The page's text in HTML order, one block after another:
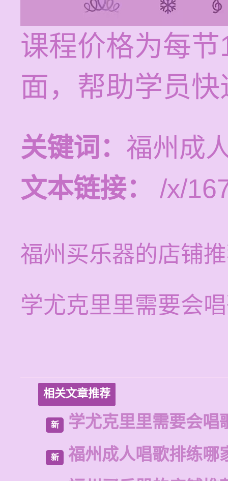
课程价格为每
面，帮助学员
关键词： 福州成
文本链接：
/x/
福州买乐器的店铺
学尤克里里需要会
相关文章推荐
新 学尤克里里需要会唱
新
福州成人唱歌排练哪